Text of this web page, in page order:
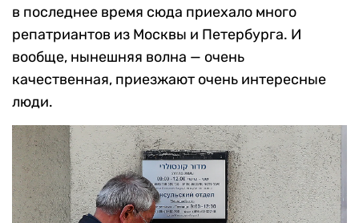
в последнее время сюда приехало много
репатриантов из Москвы и Петербурга. И
вообще, нынешняя волна — очень
качественная, приезжают очень интересные
люди.